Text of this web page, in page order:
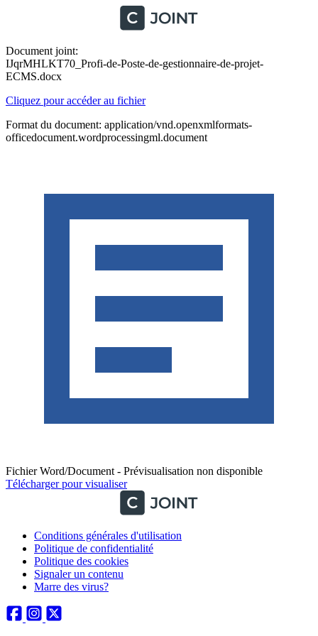
Document joint:
IJqrMHLKT70_Profi-de-Poste-de-gestionnaire-de-projet-
ECMS.docx
Cliquez pour accéder au fichier
Format du document: application/vnd.openxmlformats-
officedocument.wordprocessingml.document
Fichier Word/Document - Prévisualisation non disponible
Télécharger pour visualiser
Conditions générales d'utilisation
Politique de confidentialité
Politique des cookies
Signaler un contenu
Marre des virus?